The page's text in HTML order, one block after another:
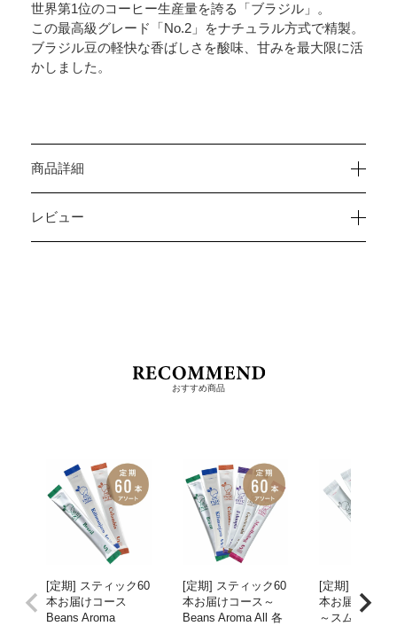
世界第1位のコーヒー生産量を誇る「ブラジル」。
この最高級グレード「No.2」をナチュラル方式で精製。
ブラジル豆の軽快な香ばしさを酸味、甘みを最大限に活
かしました。
商品詳細
レビュー
おすすめ商品
[定期] スティック60
本お届けコース
Beans Aroma
[定期] スティック60
本お届けコース～
Beans Aroma All 各
[定期] スティ
本お届けコー
～スムースア